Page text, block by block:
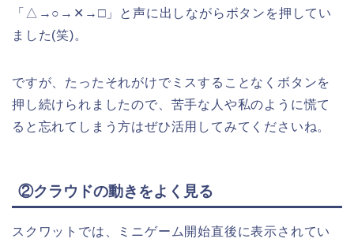
「△→○→✕→□」と声に出しながらボタンを押してい
ました(笑)。
ですが、たったそれがけでミスすることなくボタンを
押し続けられましたので、苦手な人や私のように慌て
ると忘れてしまう方はぜひ活用してみてくださいね。
②クラウドの動きをよく見る
スクワットでは、ミニゲーム開始直後に表示されてい